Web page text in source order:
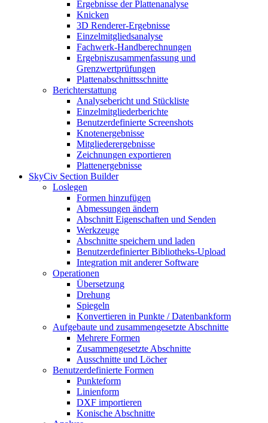
Ergebnisse der Plattenanalyse
Knicken
3D Renderer-Ergebnisse
Einzelmitgliedsanalyse
Fachwerk-Handberechnungen
Ergebniszusammenfassung und
Grenzwertprüfungen
Plattenabschnittsschnitte
Berichterstattung
Analysebericht und Stückliste
Einzelmitgliederberichte
Benutzerdefinierte Screenshots
Knotenergebnisse
Mitgliederergebnisse
Zeichnungen exportieren
Plattenergebnisse
SkyCiv Section Builder
Loslegen
Formen hinzufügen
Abmessungen ändern
Abschnitt Eigenschaften und Senden
Werkzeuge
Abschnitte speichern und laden
Benutzerdefinierter Bibliotheks-Upload
Integration mit anderer Software
Operationen
Übersetzung
Drehung
Spiegeln
Konvertieren in Punkte / Datenbankform
Aufgebaute und zusammengesetzte Abschnitte
Mehrere Formen
Zusammengesetzte Abschnitte
Ausschnitte und Löcher
Benutzerdefinierte Formen
Punkteform
Linienform
DXF importieren
Konische Abschnitte